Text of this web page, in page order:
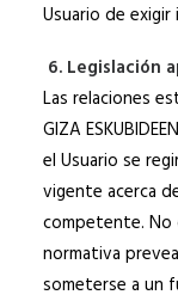
Usuario de exigir
6. Legislación
Las relaciones
GIZA
el Usuario se
vigente acerca
competente. No
normativa
someterse a un